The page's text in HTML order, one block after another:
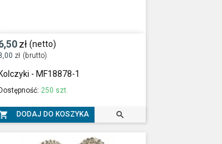
zł (netto)
zł (brutto)
Kolczyki - MF18878-1
Dostępność: 250 szt.
DODAJ DO KOSZYKA 